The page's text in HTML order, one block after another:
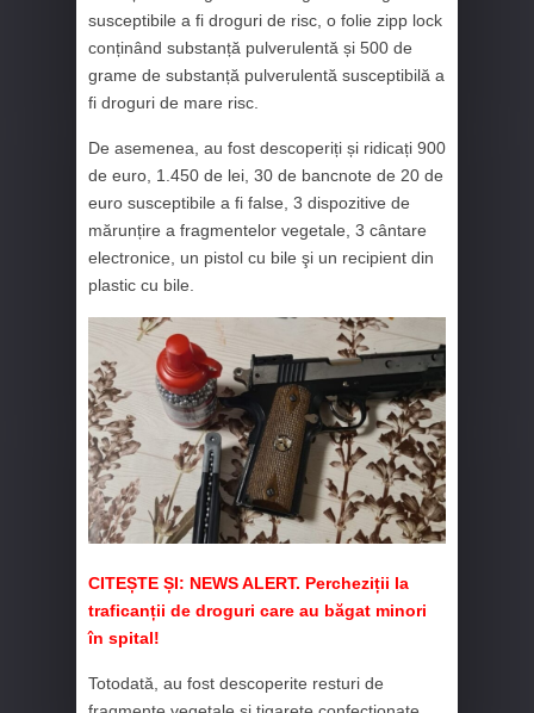
susceptibile a fi droguri de risc, o folie zipp lock
conținând substanță pulverulentă și 500 de
grame de substanță pulverulentă susceptibilă a
fi droguri de mare risc.
De asemenea, au fost descoperiți și ridicați 900
de euro, 1.450 de lei, 30 de bancnote de 20 de
euro susceptibile a fi false, 3 dispozitive de
mărunțire a fragmentelor vegetale, 3 cântare
electronice, un pistol cu bile şi un recipient din
plastic cu bile.
CITEȘTE ȘI: NEWS ALERT. Percheziții la
traficanții de droguri care au băgat minori
în spital!
Totodată, au fost descoperite resturi de